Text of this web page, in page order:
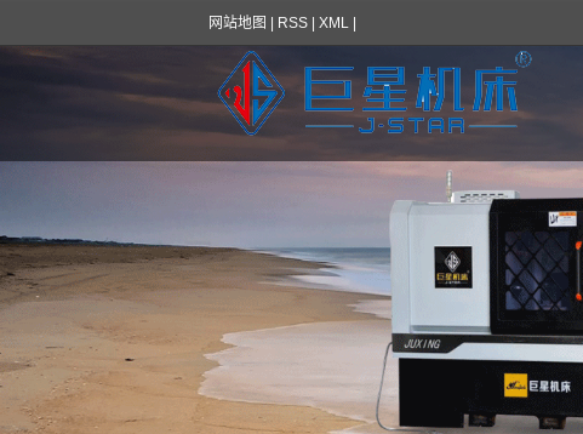
网站地图 RSS XML